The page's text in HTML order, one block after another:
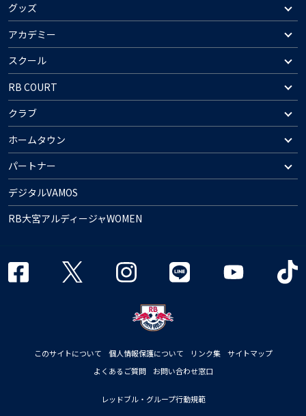
グッズ
アカデミー
スクール
RB COURT
クラブ
ホームタウン
パートナー
デジタルVAMOS
RB大宮アルディージャWOMEN
このサイトについて 個人情報保護について リンク集
サイトマップ
よくあるご質問
お問い合わせ窓口
レッドブル・グループ行動規範